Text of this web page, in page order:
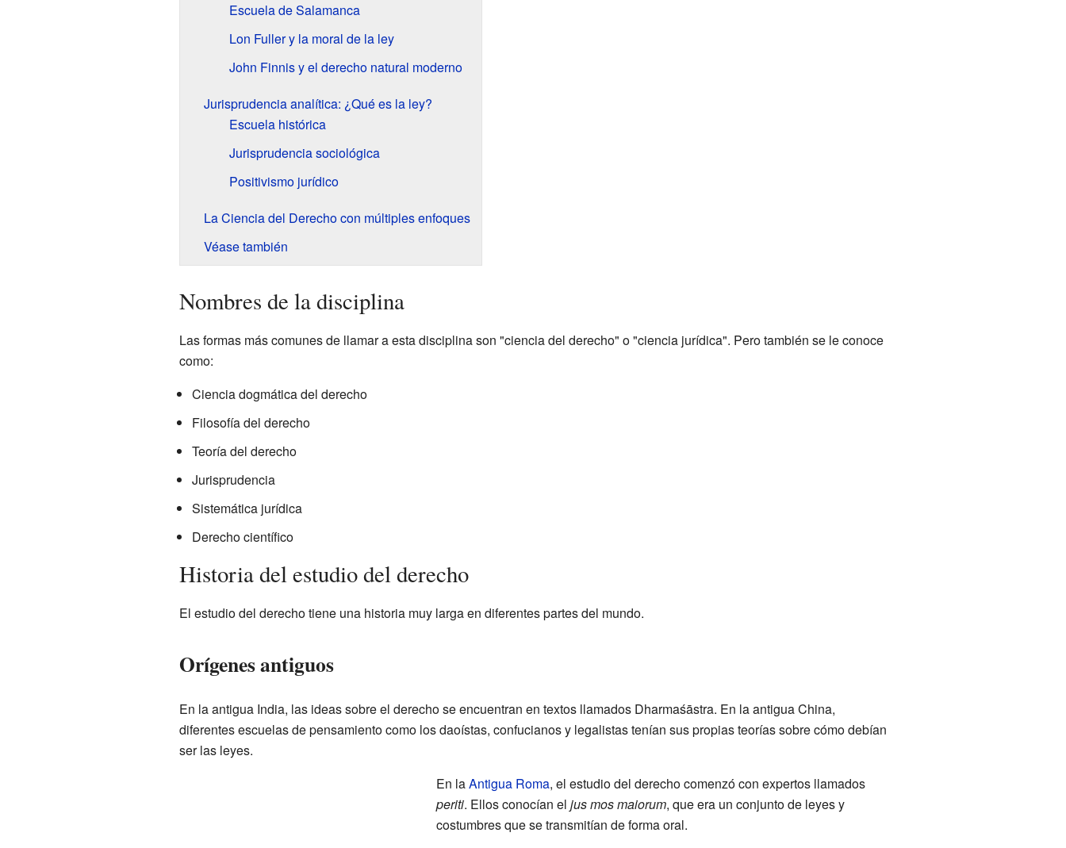
Escuela de Salamanca
Lon Fuller y la moral de la ley
John Finnis y el derecho natural moderno
Jurisprudencia analítica: ¿Qué es la ley?
Escuela histórica
Jurisprudencia sociológica
Positivismo jurídico
La Ciencia del Derecho con múltiples enfoques
Véase también
Nombres de la disciplina
Las formas más comunes de llamar a esta disciplina son "ciencia del derecho" o "ciencia jurídica". Pero también se le conoce
como:
Ciencia dogmática del derecho
Filosofía del derecho
Teoría del derecho
Jurisprudencia
Sistemática jurídica
Derecho científico
Historia del estudio del derecho
El estudio del derecho tiene una historia muy larga en diferentes partes del mundo.
Orígenes antiguos
En la antigua India, las ideas sobre el derecho se encuentran en textos llamados Dharmaśāstra. En la antigua China,
diferentes escuelas de pensamiento como los daoístas, confucianos y legalistas tenían sus propias teorías sobre cómo debían
ser las leyes.
En laAntigua Roma, el estudio del derecho comenzó con expertos llamados
periti. Ellos conocían el jus mos maiorum, que era un conjunto de leyes y
costumbres que se transmitían de forma oral.